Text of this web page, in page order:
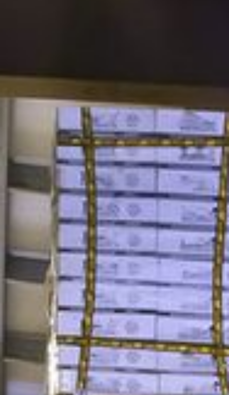
Viele Fenster sorgen für natürliches Licht und
freundliche helle Räume.
ANBINDUNG ZU DRESDEN
Schnelle Anbindung an die Hauptstraße in die
Landeshauptstadt nach Dresden.
WERBEWIRKSAM AN DER HAUPTSTRASSE
Gute Möglichkeit von effektiven Werbemaßnahmen
an stark frenquentierter Hauptstraße.